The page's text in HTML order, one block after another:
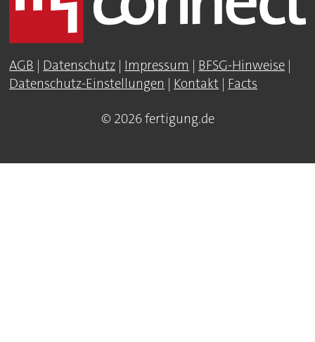
AGB | Datenschutz | Impressum | BFSG-Hinweise |
Datenschutz-Einstellungen | Kontakt | Facts
© 2026 fertigung.de